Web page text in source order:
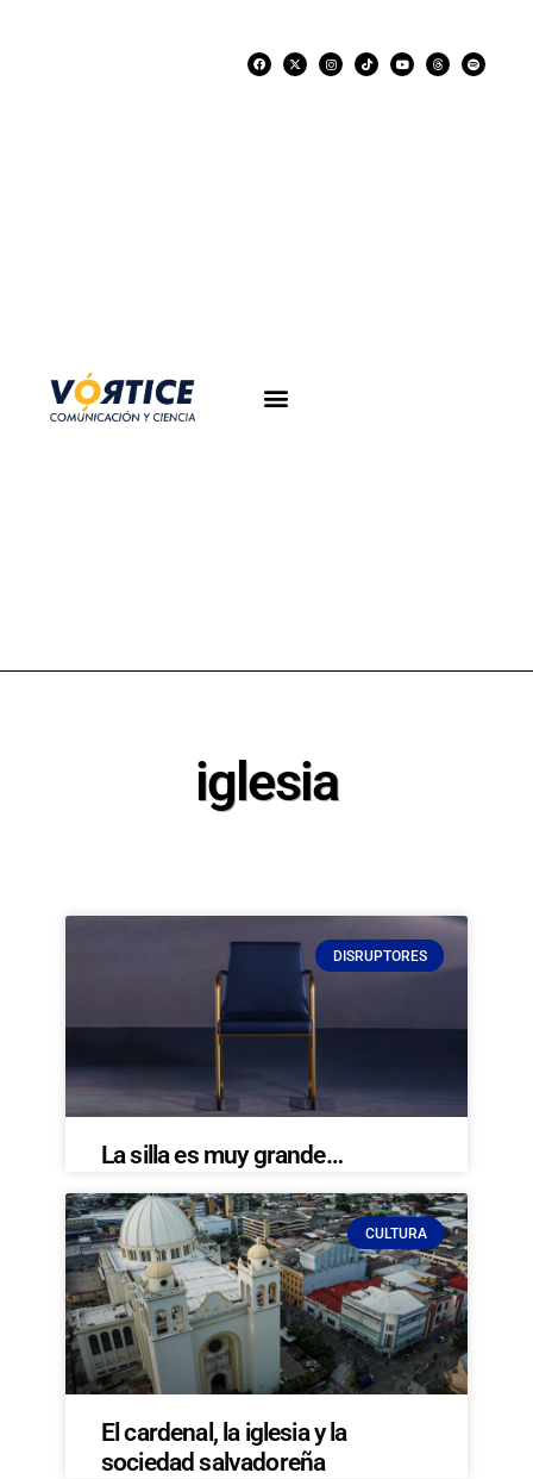
iglesia
DISRUPTORES
La silla es muy grande…
CULTURA
El cardenal, la iglesia y la
sociedad salvadoreña